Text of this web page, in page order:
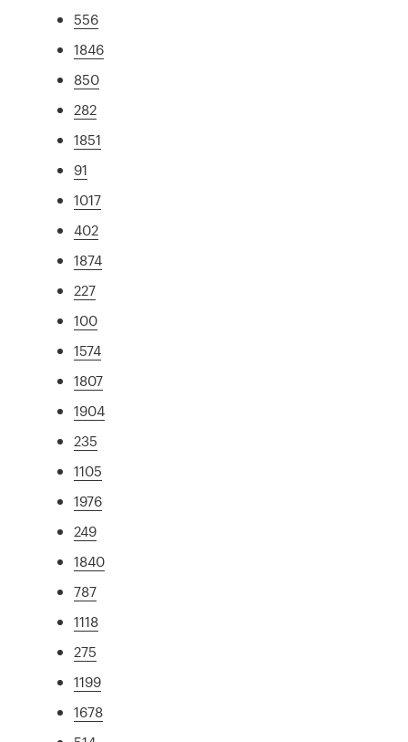
556
1846
850
282
1851
91
1017
402
1874
227
100
1574
1807
1904
235
1105
1976
249
1840
787
1118
275
1199
1678